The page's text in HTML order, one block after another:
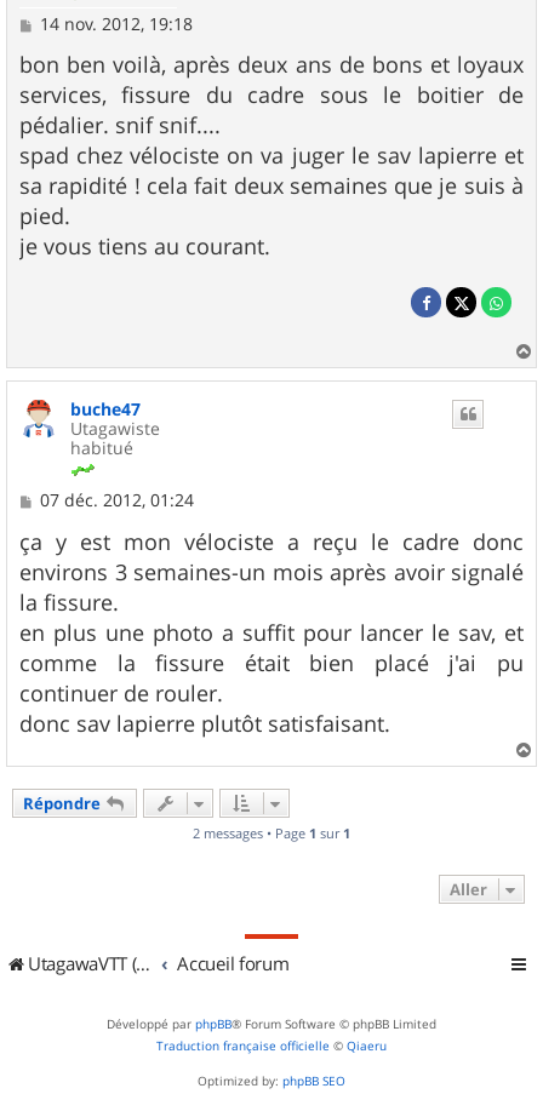
M
s
s
a
g
e
14 nov. 2012, 19:18
bon ben voilà, après deux ans de bons et loyaux
services, fissure du cadre sous le boitier de
pédalier. snif snif....
spad chez vélociste on va juger le sav lapierre et
sa rapidité ! cela fait deux semaines que je suis à
pied.
je vous tiens au courant.
a
buche47
Utagawiste
habitué
M
s
s
a
g
e
07 déc. 2012, 01:24
ça y est mon vélociste a reçu le cadre donc
environs 3 semaines-un mois après avoir signalé
la fissure.
en plus une photo a suffit pour lancer le sav, et
comme la fissure était bien placé j'ai pu
continuer de rouler.
donc sav lapierre plutôt satisfaisant.
a
Répondre
2 messages • Page 1 sur 1
Aller
UtagawaVTT (Randos VTT et VTTAE avec traces GPS) Accueil forum
Développé par phpBB® Forum Software © phpBB Limited
Traduction française officielle © Qiaeru
Optimized by: phpBB SEO